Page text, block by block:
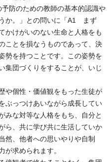
防のための教師の基本的認識や
か。」との問いに「A1 まず
かけがいのない生命と人格をも
ことを損なうものであって、決
勢を持つことです。この姿勢を
集団づくりをすることが、いじ
や個性・価値観をもった生徒が
ぶっつけあいながら成長してい
みな対等な人格をもち、自分と
ら、共に学び共に生活していか
然、他者への思いやりや自制
が求められます。